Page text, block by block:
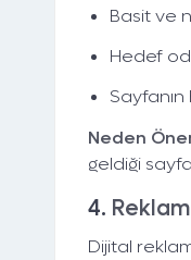
Basit ve
Hedef
Neden
geldiği
4.
Dijital